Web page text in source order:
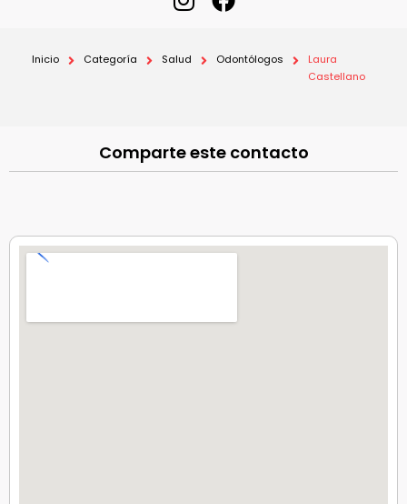
Inicio Categoría Salud Odontólogos
Laura
Castellano
Comparte este contacto